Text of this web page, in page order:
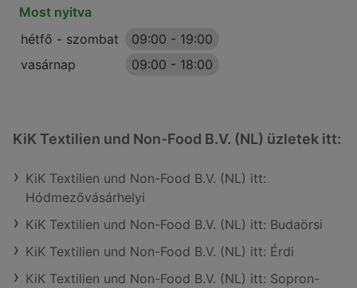
Most nyitva
hétfő - szombat
09:00 - 19:00
vasárnap
09:00 - 18:00
KiK Textilien und Non-Food B.V. (NL) üzletek itt:
KiK Textilien und Non-Food B.V. (NL) itt:
Hódmezővásárhelyi
KiK Textilien und Non-Food B.V. (NL) itt: Budaörsi
KiK Textilien und Non-Food B.V. (NL) itt: Érdi
KiK Textilien und Non-Food B.V. (NL) itt: Sopron-